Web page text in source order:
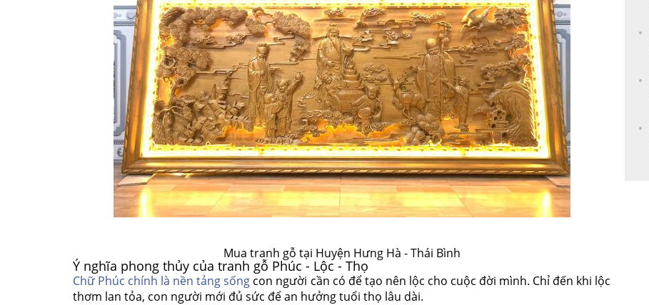
Mua tranh gỗ tại Huyện Hưng Hà - Thái Bình
Ý nghĩa phong thủy của tranh gỗ Phúc - Lộc - Thọ
Chữ Phúc chính là nền tảng sống con người cần có để tạo nên lộc cho cuộc đời mình. Chỉ đến khi lộc
thơm lan tỏa, con người mới đủ sức để an hưởng tuổi thọ lâu dài.